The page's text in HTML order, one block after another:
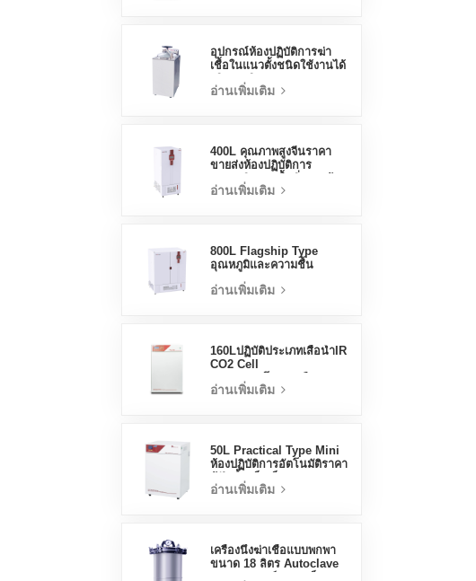
อุปกรณ์ห้องปฏิบัติการฆ่า
เชื้อในแนวตั้งชนิดใช้งานได้
จริง 70 ลิตรการออกแบบ
แนวตั้งเครื่องนึ่งขวดนมด้วย
อ่านเพิ่มเติม
400L คุณภาพสูงจีนราคา
ขายส่งห้องปฏิบัติการ
อุณหภูมิความชื้นสิ่งแวดล้อม
Stable Test Chamber
อ่านเพิ่มเติม
800L Flagship Type
อุณหภูมิและความชื้น
Incubator Chamber
อุปกรณ์ห้องปฏิบัติการ
อ่านเพิ่มเติม
160Lปฏิบัติประเภทเสื้อน้ำIR
CO2 Cell
อาชีพLab Incubators
อ่านเพิ่มเติม
50L Practical Type Mini
ห้องปฏิบัติการอัตโนมัติราคา
อ่านเพิ่มเติม
เครื่องนึ่งฆ่าเชื้อแบบพกพา
ขนาด 18 ลิตร Autoclave